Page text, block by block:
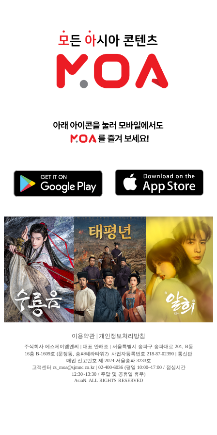
이용약관 개인정보처리방침
주식회사 에스제이엠엔씨 | 대표 안해조 | 서울특별시 송파구 송파대로 201, B동
16층 B-1609호 (문정동, 송파테라타워2) 사업자등록번호 218-87-02390 | 통신판
매업 신고번호 제-2024-서울송파-3233호
고객센터 cs_moa@sjmnc.co.kr | 02-400-6036 (평일 10:00~17:00 / 점심시간
12:30~13:30 / 주말 및 공휴일 휴무)
AsiaN. ALL RIGHTS RESERVED